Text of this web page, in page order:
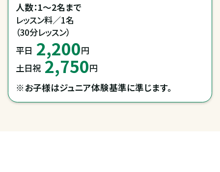
レッスン料／1名
（30分レッスン）
平日 2,200円
土日祝 2,750円
※お子様はジュニア体験基準に準じます。